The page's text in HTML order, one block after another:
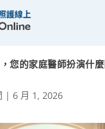
您的家庭醫師扮演什
| 6 月 1, 2026